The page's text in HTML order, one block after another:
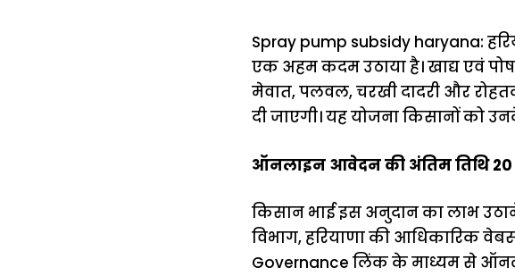
Spray pump subsidy haryana:
एक अहम कदम उठाया है। खाद्य एवं
मेवात, पलवल, चरखी दादरी और
दी जाएगी। यह योजना किसानों को
ऑनलाइन आवेदन की अंतिम तिथि 20
किसान भाई इस अनुदान का लाभ
विभाग, हरियाणा की आधिकारिक
Governance लिंक के माध्यम से